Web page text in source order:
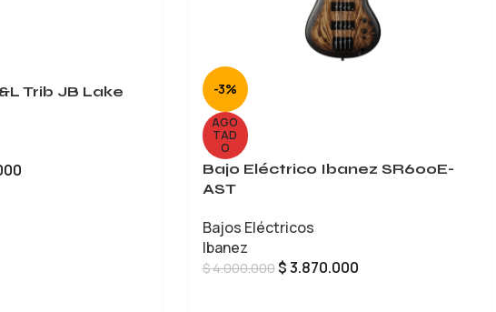
Trib JB Lake
-3%
AGO
TAD
O
Bajo Eléctrico Ibanez SR600E-
AST
Bajos Eléctricos
Ibanez
$4.000.000$3.870.000